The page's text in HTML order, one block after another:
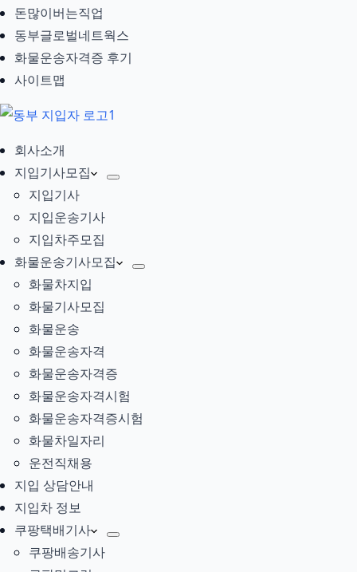
돈많이버는직업
동부글로벌네트웍스
화물운송자격증 후기
사이트맵
회사소개
지입기사모집
지입기사
지입운송기사
지입차주모집
화물운송기사모집
화물차지입
화물기사모집
화물운송
화물운송자격
화물운송자격증
화물운송자격시험
화물운송자격증시험
화물차일자리
운전직채용
지입 상담안내
지입차 정보
쿠팡택배기사
쿠팡배송기사